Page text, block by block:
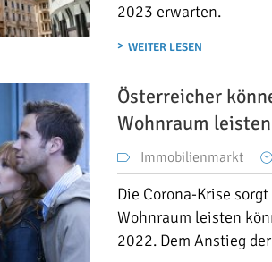
2023 erwarten.
WEITER LESEN
Österreicher
Wohnraum leisten
Immobilienmarkt
Die Corona-Krise
Wohnraum leisten
2022. Dem Anstieg